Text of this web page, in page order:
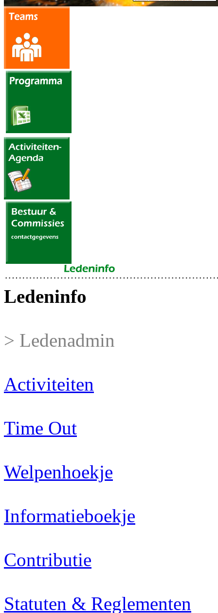
Ledeninfo
> Ledenadmin
Activiteiten
Time Out
Welpenhoekje
Informatieboekje
Contributie
Statuten & Reglementen